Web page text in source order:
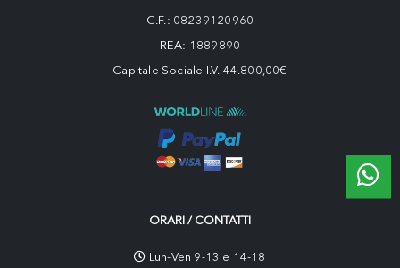
C.F.: 08239120960
REA: 1889890
Capitale Sociale I.V. 44.800,00€
ORARI / CONTATTI
Lun-Ven 9-13 e 14-18